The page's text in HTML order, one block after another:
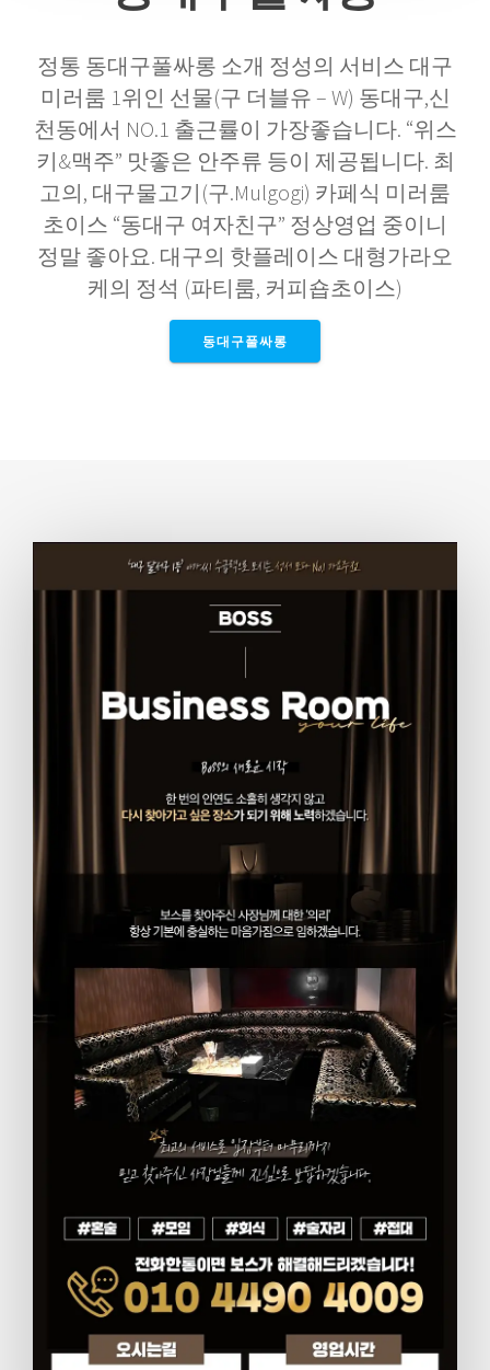
정통 동대구풀싸롱 소개 정성의 서비스 대구
미러룸 1위인 선물(구 더블유 – W) 동대구,신
천동에서 NO.1 출근률이 가장좋습니다. “위스
키&맥주” 맛좋은 안주류 등이 제공됩니다. 최
고의, 대구물고기(구.Mulgogi) 카페식 미러룸
초이스 “동대구 여자친구” 정상영업 중이니
정말 좋아요. 대구의 핫플레이스 대형가라오
케의 정석 (파티룸, 커피숍초이스)
동대구풀싸롱